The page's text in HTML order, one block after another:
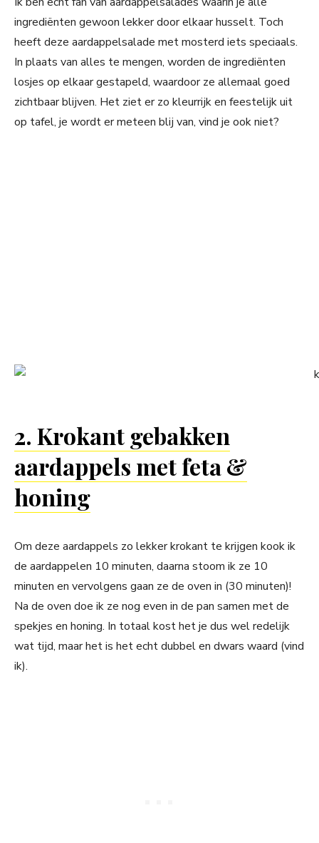
ingrediënten gewoon lekker door elkaar husselt. Toch
heeft deze aardappelsalade met mosterd iets speciaals.
In plaats van alles te mengen, worden de ingrediënten
losjes op elkaar gestapeld, waardoor ze allemaal goed
zichtbaar blijven. Het ziet er zo kleurrijk en feestelijk uit
op tafel, je wordt er meteen blij van, vind je ook niet?
2. Krokant gebakken
aardappels met feta &
honing
Om deze aardappels zo lekker krokant te krijgen kook ik
de aardappelen 10 minuten, daarna stoom ik ze 10
minuten en vervolgens gaan ze de oven in (30 minuten)!
Na de oven doe ik ze nog even in de pan samen met de
spekjes en honing. In totaal kost het je dus wel redelijk
wat tijd, maar het is het echt dubbel en dwars waard (vind
ik).